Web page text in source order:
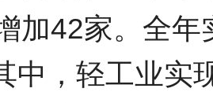
加42家。全
中，轻工业实